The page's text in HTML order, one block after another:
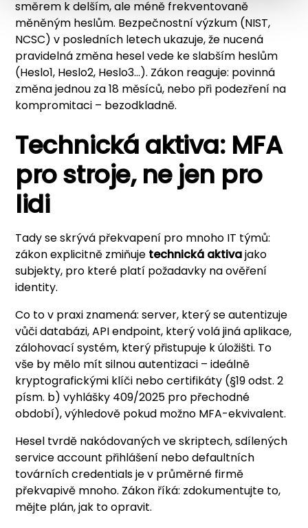
směrem k delším, ale méně frekventovaně
měněným heslům. Bezpečnostní výzkum (NIST,
NCSC) v posledních letech ukazuje, že nucená
pravidelná změna hesel vede ke slabším heslům
(Heslo1, Heslo2, Heslo3...). Zákon reaguje: povinná
změna jednou za 18 měsíců, nebo při podezření na
kompromitaci – bezodkladně.
Technická aktiva: MFA
pro stroje, ne jen pro
lidi
Tady se skrývá překvapení pro mnoho IT týmů:
zákon explicitně zmiňuje technická aktivajako
subjekty, pro které platí požadavky na ověření
identity.
Co to v praxi znamená: server, který se autentizuje
vůči databázi, API endpoint, který volá jiná aplikace,
zálohovací systém, který přistupuje k úložišti. To
vše by mělo mít silnou autentizaci – ideálně
kryptografickými klíči nebo certifikáty (§19 odst. 2
písm. b) vyhlášky 409/2025 pro přechodné
období), výhledově pokud možno MFA-ekvivalent.
Hesel tvrdě nakódovaných ve skriptech, sdílených
service account přihlášení nebo defaultních
továrních credentials je v průměrné firmě
překvapivě mnoho. Zákon říká: zdokumentujte to,
mějte plán, jak to opravit.